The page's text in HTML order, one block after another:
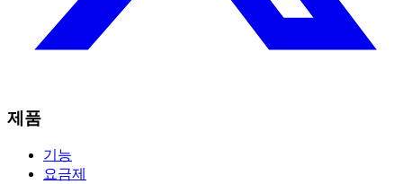
제품
기능
요금제